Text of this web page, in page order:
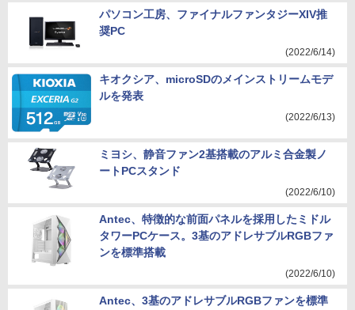
パソコン工房、ファイナルファンタジーXIV推
奨PC
(2022/6/14)
キオクシア、microSDのメインストリームモデ
ルを発表
(2022/6/13)
ミヨシ、静音ファン2基搭載のアルミ合金製ノ
ートPCスタンド
(2022/6/10)
Antec、特徴的な前面パネルを採用したミドル
タワーPCケース。3基のアドレサブルRGBファ
ンを標準搭載
(2022/6/10)
Antec、3基のアドレサブルRGBファンを標準